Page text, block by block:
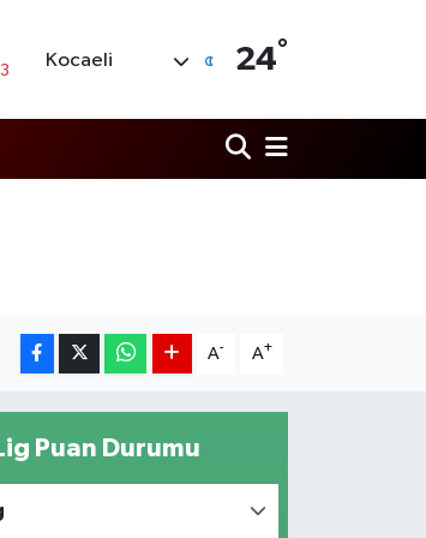
Kocaeli 24°
A- A+
Puan Durumu